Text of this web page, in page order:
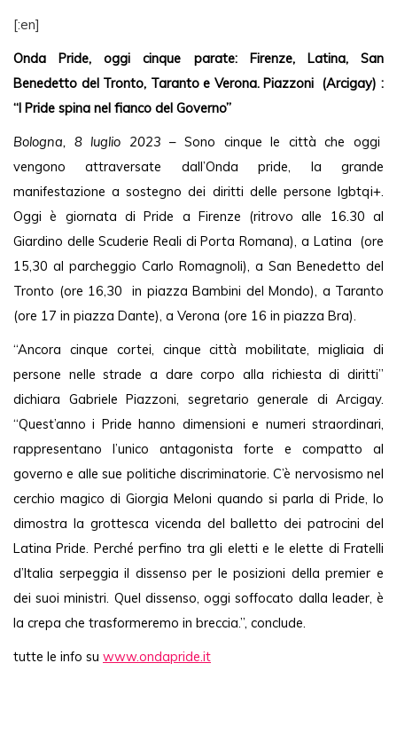
[:en]
Onda Pride, oggi cinque parate: Firenze, Latina, San
Benedetto del Tronto, Taranto e Verona. Piazzoni  (Arcigay) :
“I Pride spina nel fianco del Governo”
Bologna, 8 luglio 2023 – Sono cinque le città che oggi
vengono attraversate dall’Onda pride, la grande
manifestazione a sostegno dei diritti delle persone lgbtqi+.
Oggi è giornata di Pride a Firenze (ritrovo alle 16.30 al
Giardino delle Scuderie Reali di Porta Romana), a Latina  (ore
15,30 al parcheggio Carlo Romagnoli), a San Benedetto del
Tronto (ore 16,30  in piazza Bambini del Mondo), a Taranto
(ore 17 in piazza Dante), a Verona (ore 16 in piazza Bra).
“Ancora cinque cortei, cinque città mobilitate, migliaia di
persone nelle strade a dare corpo alla richiesta di diritti”
dichiara Gabriele Piazzoni, segretario generale di Arcigay.
“Quest’anno i Pride hanno dimensioni e numeri straordinari,
rappresentano l’unico antagonista forte e compatto al
governo e alle sue politiche discriminatorie. C’è nervosismo nel
cerchio magico di Giorgia Meloni quando si parla di Pride, lo
dimostra la grottesca vicenda del balletto dei patrocini del
Latina Pride. Perché perfino tra gli eletti e le elette di Fratelli
d’Italia serpeggia il dissenso per le posizioni della premier e
dei suoi ministri. Quel dissenso, oggi soffocato dalla leader, è
la crepa che trasformeremo in breccia.”, conclude.
tutte le info su www.ondapride.it